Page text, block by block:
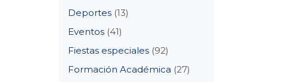
Deportes (13)
Eventos (41)
Fiestas especiales (92)
Formación Académica (27)